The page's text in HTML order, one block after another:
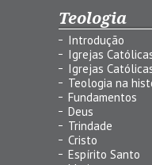
Teologia
Introdução
Igrejas
Igrejas
Teologia na
Fundamentos
Deus
Trindade
Cristo
Espírito Santo